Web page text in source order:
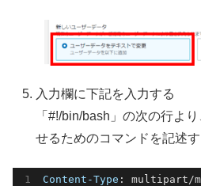
入力欄に下記を入力する
「#!/bin/bash」の次の行よ
せるためのコマンドを記述す
Content-Type